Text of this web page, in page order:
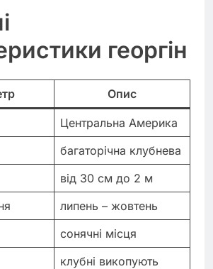
георгін
Опис
Центральна Америка
багаторічна клубнева
від 30 см до 2 м
липень – жовтень
сонячні місця
клубні викопують